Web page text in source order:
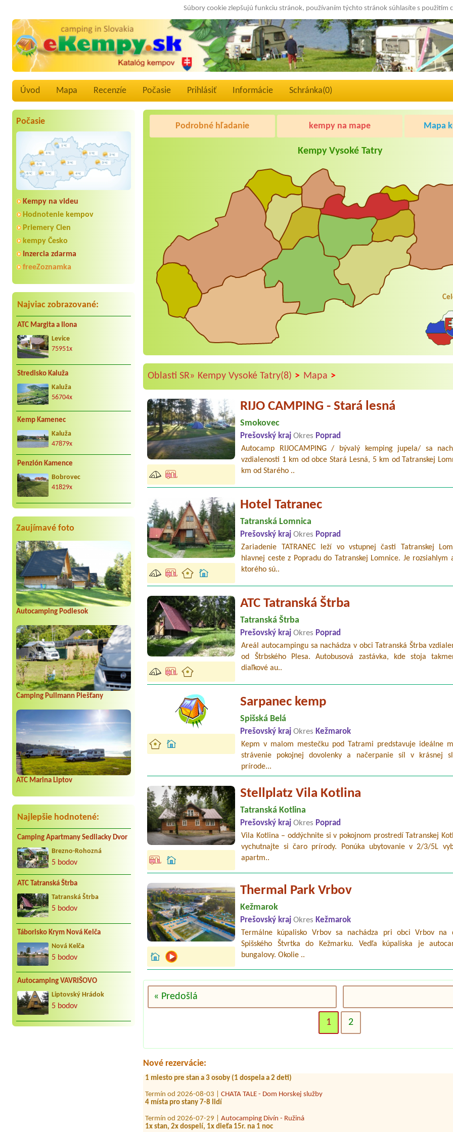
Súbory cookie zlepšujú funkciu stránok, používaním týchto stránok súhlasíte s použitím
Úvod Mapa Recenzíe Počasie Prihlásiť Informácie Schránka(0)
Počasie
Kempy na videu
Hodnotenie kempov
Priemery Cien
kempy Česko
Inzercia zdarma
freeZoznamka
Najviac zobrazované:
ATC Margita a Ilona
Levice
75951x
Stredisko Kaluža
Kaluža
56704x
Kemp Kamenec
Kaluža
47879x
Penzión Kamence
Bobrovec
41829x
Zaujímavé foto
Autocamping Podlesok
Camping Pullmann Piešťany
ATC Marina Liptov
Najlepšie hodnotené:
Camping Apartmany Sedliacky Dvor
Brezno-Rohozná
5 bodov
ATC Tatranská Štrba
Tatranská Štrba
5 bodov
Táborisko Krym Nová Kelča
Nová Kelča
5 bodov
Autocamping VAVRIŠOVO
Liptovský Hrádok
5 bodov
Podrobné hľadanie kempy na mape Mapa
Kempy Vysoké Tatry
Oblasti SR» Kempy Vysoké Tatry(8) > Mapa >
RIJO CAMPING - Stará lesná
Smokovec
Prešovský krajOkres Poprad
Autocamp RIJOCAMPING / bývalý kemping jupela/ sa
vzdialenosti 1 km od obce Stará Lesná, 5 km od Tatranskej
km od Starého ..
Hotel Tatranec
Tatranská Lomnica
Prešovský krajOkres Poprad
Zariadenie TATRANEC leží vo vstupnej časti Tatranskej
hlavnej ceste z Popradu do Tatranskej Lomnice. Je rozsiahlym
ktorého sú..
ATC Tatranská Štrba
Tatranská Štrba
Prešovský krajOkres Poprad
Areál autocampingu sa nachádza v obci Tatranská Štrba
od Štrbského Plesa. Autobusová zastávka, kde stoja
diaľkové au..
Sarpanec kemp
Spišská Belá
Prešovský krajOkres Kežmarok
Kepm v malom mestečku pod Tatrami predstavuje ideálne
strávenie pokojnej dovolenky a načerpanie síl v krásnej
prírode...
Stellplatz Vila Kotlina
Tatranská Kotlina
Prešovský krajOkres Poprad
Vila Kotlina – oddýchnite si v pokojnom prostredí Tatranskej
vychutnajte si čaro prírody. Ponúka ubytovanie v 2/3/5L
apartm..
Thermal Park Vrbov
Kežmarok
Prešovský krajOkres Kežmarok
Termálne kúpalisko Vrbov sa nachádza pri obci Vrbov na
Spišského Štvrtka do Kežmarku. Vedľa kúpaliska je
bungalovy. Okolie ..
« Predošlá
1 2
Nové rezervácie:
Termín od 2026-07-20 |
4 místa pro stany 7-8 lidí
1x stan, 2x dospelí, 1x dieťa 15r. na 1 noc